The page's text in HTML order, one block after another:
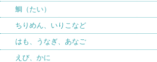
鯛（たい）
ちりめん、いりこなど
はも、うなぎ、あなご
えび、かに